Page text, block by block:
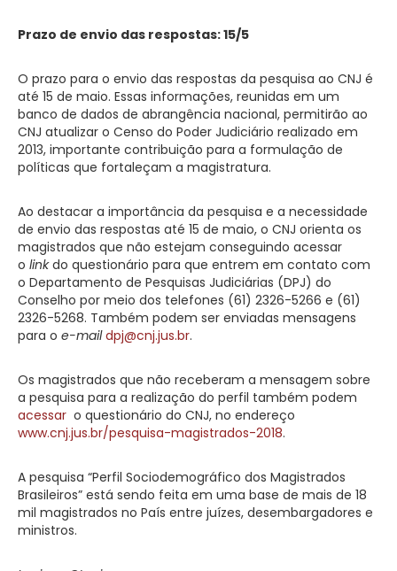
Prazo de envio das respostas: 15/5
O prazo para o envio das respostas da pesquisa ao CNJ é
até 15 de maio. Essas informações, reunidas em um
banco de dados de abrangência nacional, permitirão ao
CNJ atualizar o Censo do Poder Judiciário realizado em
2013, importante contribuição para a formulação de
políticas que fortaleçam a magistratura.
Ao destacar a importância da pesquisa e a necessidade
de envio das respostas até 15 de maio, o CNJ orienta os
magistrados que não estejam conseguindo acessar
o linkdo questionário para que entrem em contato com
o Departamento de Pesquisas Judiciárias (DPJ) do
Conselho por meio dos telefones (61) 2326-5266 e (61)
2326-5268. Também podem ser enviadas mensagens
para o e-mail dpj@cnj.jus.br.
Os magistrados que não receberam a mensagem sobre
a pesquisa para a realização do perfil também podem
acessar o questionário do CNJ, no endereço
www.cnj.jus.br/pesquisa-magistrados-2018.
A pesquisa “Perfil Sociodemográfico dos Magistrados
Brasileiros” está sendo feita em uma base de mais de 18
mil magistrados no País entre juízes, desembargadores e
ministros.